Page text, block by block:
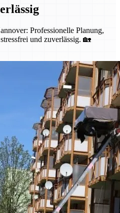
Professionelle Planung,
und zuverlässig. 🏡